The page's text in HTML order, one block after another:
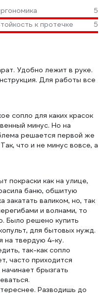
5
к протечке
5
Удобно лежит в руке.
Для работы все
сопло для каких красок
минус. Но на
решается первой же
что и не минус вовсе, а
покраски как на улице,
баню, обшитую
закатать валиком, но, так
и волнами, то
Было решено купить
для бытовых нужд.
на твердую 4-ку.
так-как сопло
часто приходится
брызгать
Разводишь до